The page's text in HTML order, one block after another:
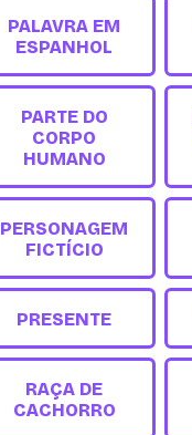
PALAVRA EM
ESPANHOL
PARTE DO
CORPO
HUMANO
PERSONAGEM
FICTÍCIO
PRESENTE
RAÇA DE
CACHORRO